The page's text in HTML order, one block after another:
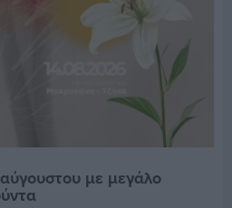
με μεγάλο